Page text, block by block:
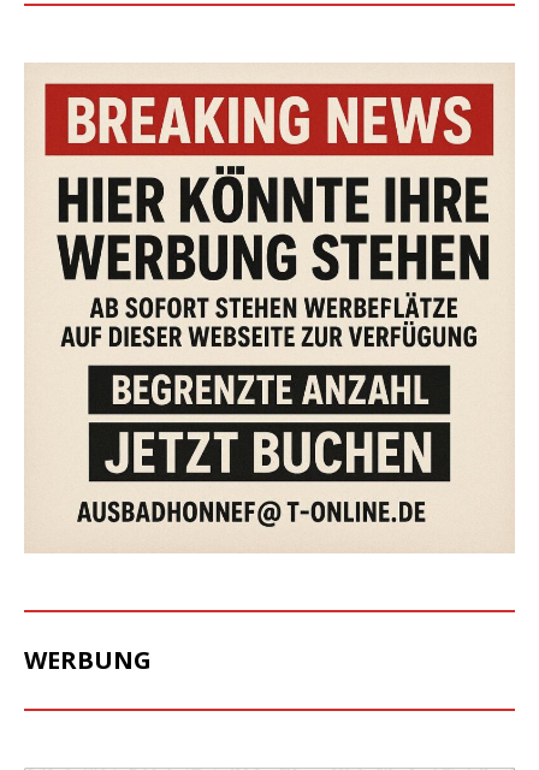
WERBUNG